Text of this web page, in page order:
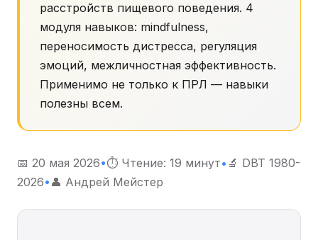
расстройств пищевого поведения. 4
модуля навыков: mindfulness,
переносимость дистресса, регуляция
эмоций, межличностная эффективность.
Применимо не только к ПРЛ — навыки
полезны всем.
📅 20 мая 2026•⏱ Чтение: 19 минут• 🔬 DBT 1980-
2026• 👤 Андрей Мейстер